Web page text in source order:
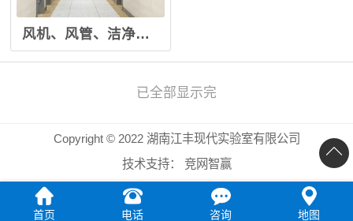
风机、风管、洁净基础知识汇集
已全部显示完
首页 电话 咨询 地图
Copyright © 2022 湖南江丰现代实验室有限公司
技术支持：
竞网智赢